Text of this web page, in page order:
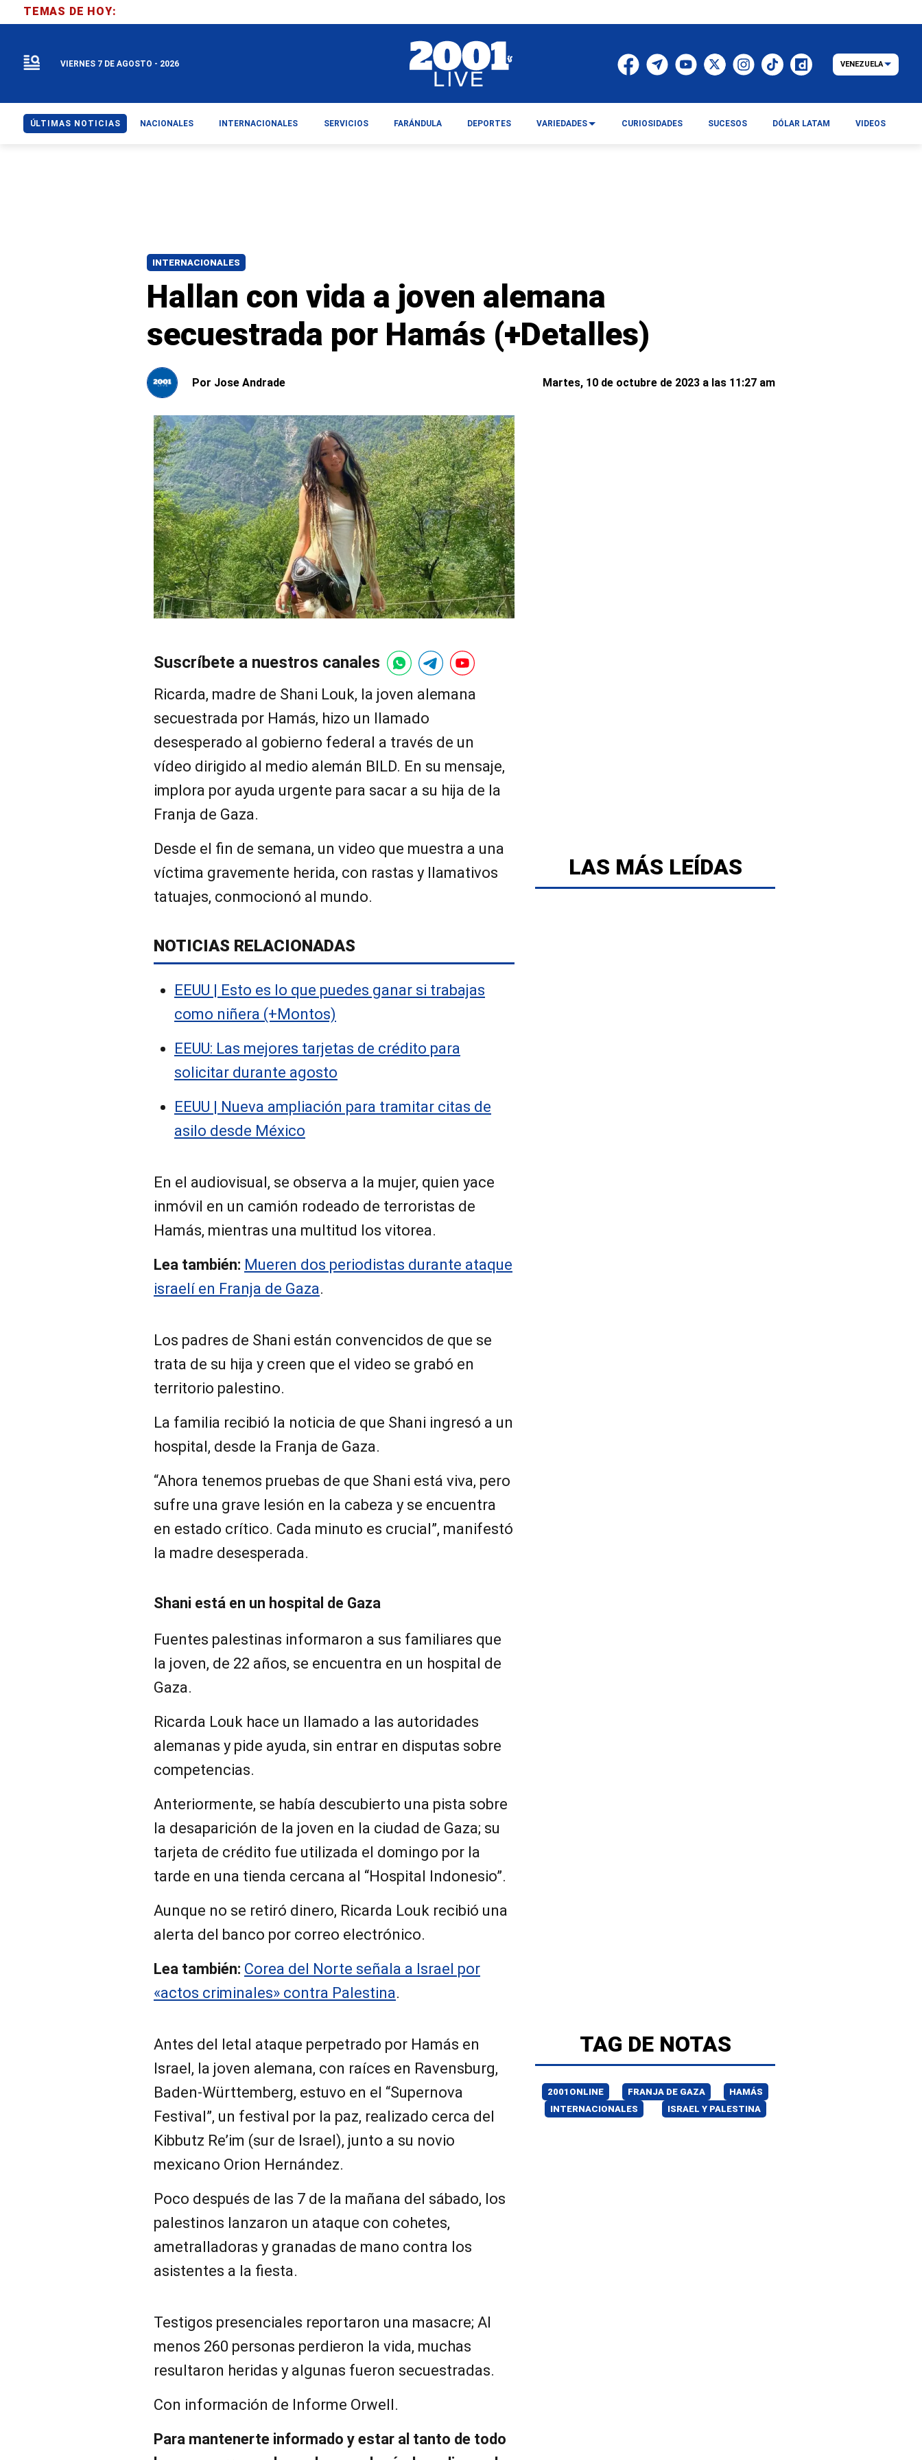
INTERNACIONALES
Hallan con vida a joven alemana
secuestrada por Hamás (+Detalles)
Por Jose Andrade Martes, 10 de octubre de 2023 a las 11:27 am
Suscríbete a nuestros canales
Ricarda, madre de Shani Louk, la joven alemana
secuestrada por Hamás, hizo un llamado
desesperado al gobierno federal a través de un
vídeo dirigido al medio alemán BILD. En su mensaje,
implora por ayuda urgente para sacar a su hija de la
Franja de Gaza.
Desde el fin de semana, un video que muestra a una
víctima gravemente herida, con rastas y llamativos
tatuajes, conmocionó al mundo.
NOTICIAS RELACIONADAS
EEUU | Esto es lo que puedes ganar si trabajas
como niñera (+Montos)
EEUU: Las mejores tarjetas de crédito para
solicitar durante agosto
EEUU | Nueva ampliación para tramitar citas de
asilo desde México
En el audiovisual, se observa a la mujer, quien yace
inmóvil en un camión rodeado de terroristas de
Hamás, mientras una multitud los vitorea.
Lea también: Mueren dos periodistas durante ataque
israelí en Franja de Gaza.
Los padres de Shani están convencidos de que se
trata de su hija y creen que el video se grabó en
territorio palestino.
La familia recibió la noticia de que Shani ingresó a un
hospital, desde la Franja de Gaza.
“Ahora tenemos pruebas de que Shani está viva, pero
sufre una grave lesión en la cabeza y se encuentra
en estado crítico. Cada minuto es crucial”, manifestó
la madre desesperada.
Shani está en un hospital de Gaza
Fuentes palestinas informaron a sus familiares que
la joven, de 22 años, se encuentra en un hospital de
Gaza.
Ricarda Louk hace un llamado a las autoridades
alemanas y pide ayuda, sin entrar en disputas sobre
competencias.
Anteriormente, se había descubierto una pista sobre
la desaparición de la joven en la ciudad de Gaza; su
tarjeta de crédito fue utilizada el domingo por la
tarde en una tienda cercana al “Hospital Indonesio”.
Aunque no se retiró dinero, Ricarda Louk recibió una
alerta del banco por correo electrónico.
Lea también: Corea del Norte señala a Israel por
«actos criminales» contra Palestina.
Antes del letal ataque perpetrado por Hamás en
Israel, la joven alemana, con raíces en Ravensburg,
Baden-Württemberg, estuvo en el “Supernova
Festival”, un festival por la paz, realizado cerca del
Kibbutz Re’im (sur de Israel), junto a su novio
mexicano Orion Hernández.
Poco después de las 7 de la mañana del sábado, los
palestinos lanzaron un ataque con cohetes,
ametralladoras y granadas de mano contra los
asistentes a la fiesta.
Testigos presenciales reportaron una masacre; Al
menos 260 personas perdieron la vida, muchas
resultaron heridas y algunas fueron secuestradas.
Con información de Informe Orwell.
Para mantenerte informado y estar al tanto de todo
LAS MÁS LEÍDAS
TAG DE NOTAS
2001ONLINE FRANJA DE GAZA
HAMÁS
INTERNACIONALES
ISRAEL Y PALESTINA
TEMAS DE HOY:
VIERNES 7 DE AGOSTO - 2026 VENEZUELA
ÚLTIMAS NOTICIAS NACIONALES INTERNACIONALES SERVICIOS FARÁNDULA DEPORTES VARIEDADES CURIOSIDADES SUCESOS DÓLAR LATAM VIDEOS